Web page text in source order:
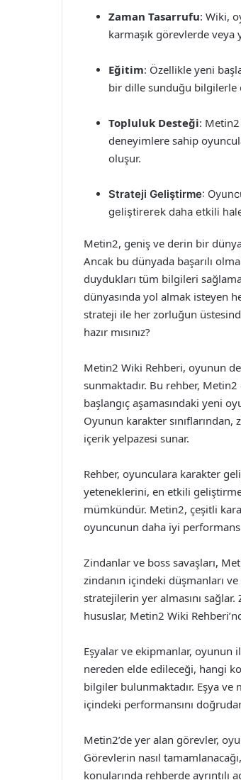
Zaman Tasarrufu: Wiki,
karmaşık görevlerde veya
Eğitim: Özellikle yeni
bir dille sunduğu bilgilerle
Topluluk Desteği: Metin2
deneyimlere sahip
oluşur.
Strateji Geliştirme:
geliştirerek daha etkili
Metin2, geniş ve derin bir
Ancak bu dünyada başarılı
duydukları tüm bilgileri
dünyasında yol almak isteyen
strateji ile her zorluğun
hazır mısınız?
Metin2 Wiki Rehberi, oyunun
sunmaktadır. Bu rehber,
başlangıç aşamasındaki yeni
Oyunun karakter
içerik yelpazesi sunar.
Rehber, oyunculara karakter
yeteneklerini, en etkili
mümkündür. Metin2, çeşitli
oyuncunun daha iyi
Zindanlar ve boss savaşları,
zindanın içindeki düşmanları
stratejilerin yer almasını
hususlar, Metin2 Wiki
Eşyalar ve ekipmanlar, oyunun
nereden elde edileceği, hangi
bilgiler bulunmaktadır. Eşya ve
içindeki performansını
Metin2’de yer alan görevler,
Görevlerin nasıl
konularında rehberde